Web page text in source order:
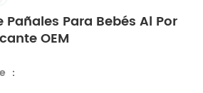
Para Bebés Al Por
OEM
：